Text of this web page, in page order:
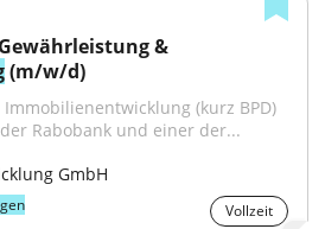
(m/w/d)
(kurz BPD)
Rabobank und einer der...
GmbH
Vollzeit